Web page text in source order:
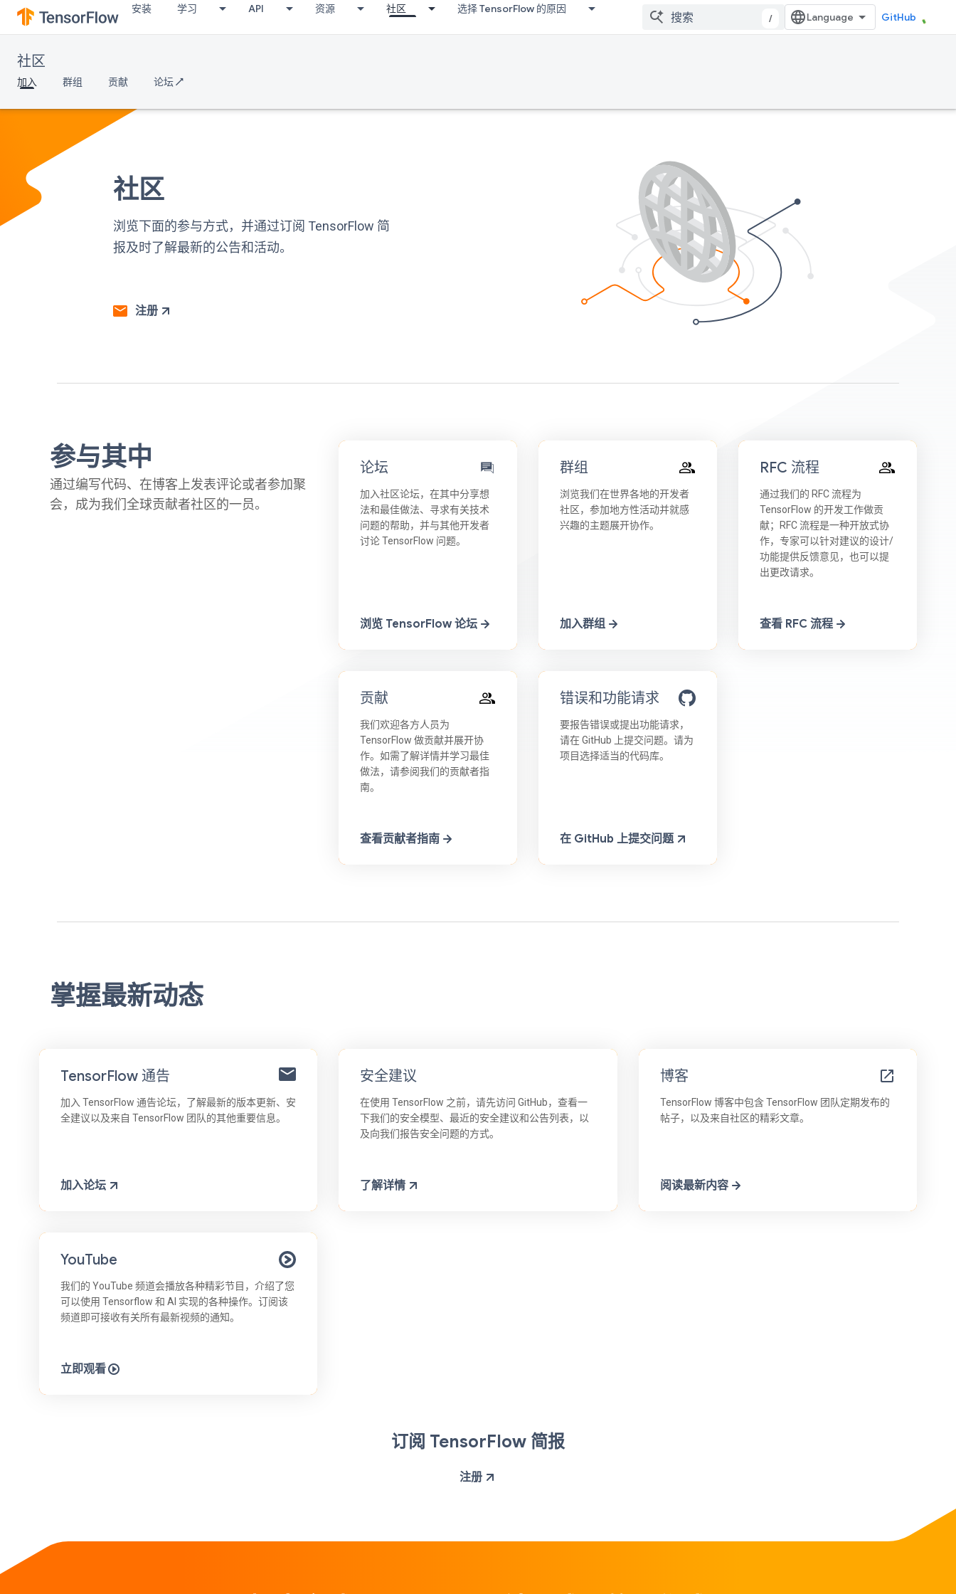
安装 学习 API 资源 社区 选择 TensorFlow 的原因
/ GitHub
社区
加入 群组 贡献 论坛 ↗
社区
浏览下面的参与方式，并通过订阅 TensorFlow 简
报及时了解最新的公告和活动。
注册
参与其中
通过编写代码、在博客上发表评论或者参加聚
会，成为我们全球贡献者社区的一员。
论坛
加入社区论坛，在其中分享想
法和最佳做法、寻求有关技术
问题的帮助，并与其他开发者
讨论 TensorFlow 问题。
浏览 TensorFlow 论坛
群组
浏览我们在世界各地的开发者
社区，参加地方性活动并就感
兴趣的主题展开协作。
加入群组
RFC 流程
通过我们的 RFC 流程为
TensorFlow 的开发工作做贡
献；RFC 流程是一种开放式协
作，专家可以针对建议的设计/
功能提供反馈意见，也可以提
出更改请求。
查看 RFC 流程
贡献
我们欢迎各方人员为
TensorFlow 做贡献并展开协
作。如需了解详情并学习最佳
做法，请参阅我们的贡献者指
南。
查看贡献者指南
错误和功能请求
要报告错误或提出功能请求，
请在 GitHub 上提交问题。请为
项目选择适当的代码库。
在 GitHub 上提交问题
掌握最新动态
TensorFlow 通告
加入 TensorFlow 通告论坛，了解最新的版本更新、安
全建议以及来自 TensorFlow 团队的其他重要信息。
加入论坛
安全建议
在使用 TensorFlow 之前，请先访问 GitHub，查看一
下我们的安全模型、最近的安全建议和公告列表，以
及向我们报告安全问题的方式。
了解详情
博客
TensorFlow 博客中包含 TensorFlow 团队定期发布的
帖子，以及来自社区的精彩文章。
阅读最新内容
YouTube
我们的 YouTube 频道会播放各种精彩节目，介绍了您
可以使用 Tensorflow 和 AI 实现的各种操作。订阅该
频道即可接收有关所有最新视频的通知。
立即观看
订阅 TensorFlow 简报
注册